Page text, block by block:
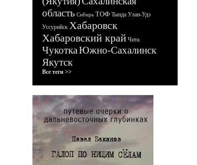
область Сибирь ТОФ Тында Улан-Удэ
Уссурийск Хабаровск
Хабаровский край Чита
ЧукоткаЮжно-Сахалинск
Якутск
Все теги >>